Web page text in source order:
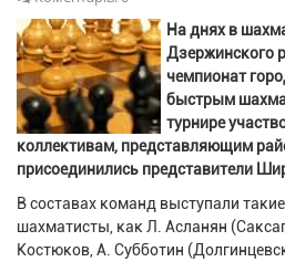
На днях в
Дзержинского
чемпионат
быстрым
турнире
коллективам, представляющим
присоединились представители
В составах команд выступали
шахматисты, как Л. Асланян
Костюков, А. Субботин